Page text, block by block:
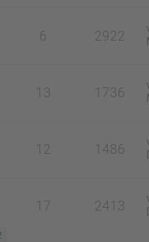
6 2922
13 1736
12 1486
17 2413